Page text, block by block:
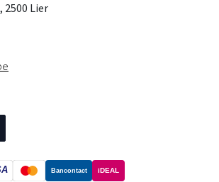
Lier
Bancontact iDEAL